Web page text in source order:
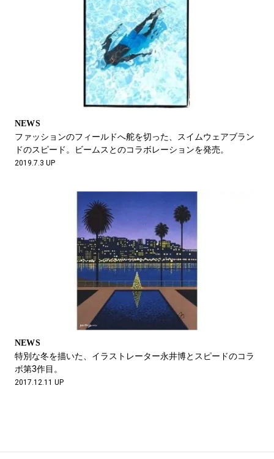
NEWS
ファッションのフィールドへ舵を切った、スイムウェアブラン
ドのスピード。ビームスとのコラボレーションを発売。
2019.7.3 UP
NEWS
特別な冬を描いた、イラストレーター永井博とスピードのコラ
ボ第3作目。
2017.12.11 UP